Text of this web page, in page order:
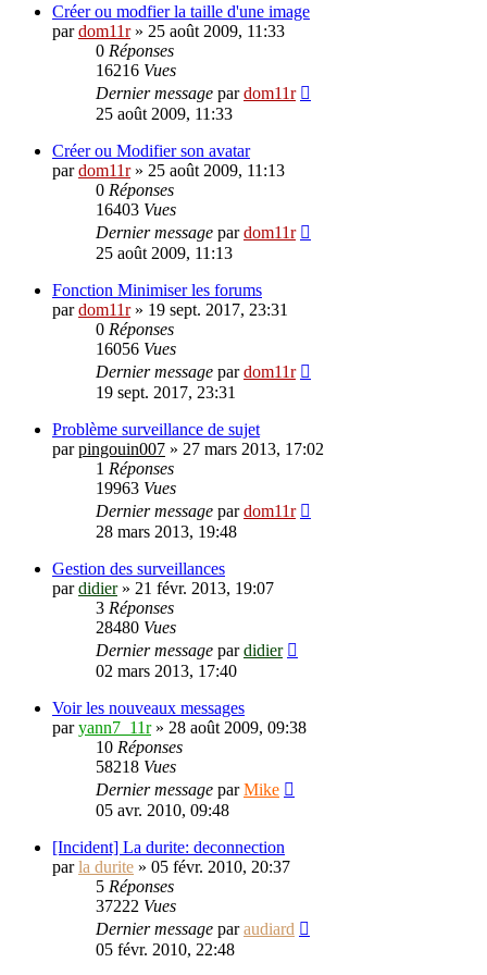
Créer ou modfier la taille d'une image
pardom11r» 25 août 2009, 11:33
0 Réponses
16216 Vues
Dernier message pardom11r
25 août 2009, 11:33
Créer ou Modifier son avatar
pardom11r» 25 août 2009, 11:13
0 Réponses
16403 Vues
Dernier message pardom11r
25 août 2009, 11:13
Fonction Minimiser les forums
pardom11r» 19 sept. 2017, 23:31
0 Réponses
16056 Vues
Dernier message pardom11r
19 sept. 2017, 23:31
Problème surveillance de sujet
parpingouin007 » 27 mars 2013, 17:02
1 Réponses
19963 Vues
Dernier message pardom11r
28 mars 2013, 19:48
Gestion des surveillances
pardidier» 21 févr. 2013, 19:07
3 Réponses
28480 Vues
Dernier message pardidier
02 mars 2013, 17:40
Voir les nouveaux messages
paryann7_11r» 28 août 2009, 09:38
10 Réponses
58218 Vues
Dernier message parMike
05 avr. 2010, 09:48
[Incident] La durite: deconnection
parla durite » 05 févr. 2010, 20:37
5 Réponses
37222 Vues
Dernier message paraudiard
05 févr. 2010, 22:48